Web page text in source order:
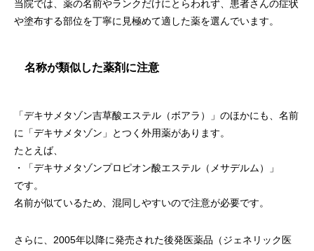
当院では、薬の名前やランクだけにとらわれず、患者さんの症状
や塗布する部位を丁寧に見極めて適した薬を選んでいます。
名称が類似した薬剤に注意
「デキサメタゾン吉草酸エステル（ボアラ）」のほかにも、名前
に「デキサメタゾン」とつく外用薬があります。
たとえば、
・「デキサメタゾンプロピオン酸エステル（メサデルム）」
です。
名前が似ているため、混同しやすいので注意が必要です。
さらに、2005年以降に発売された後発医薬品（ジェネリック医